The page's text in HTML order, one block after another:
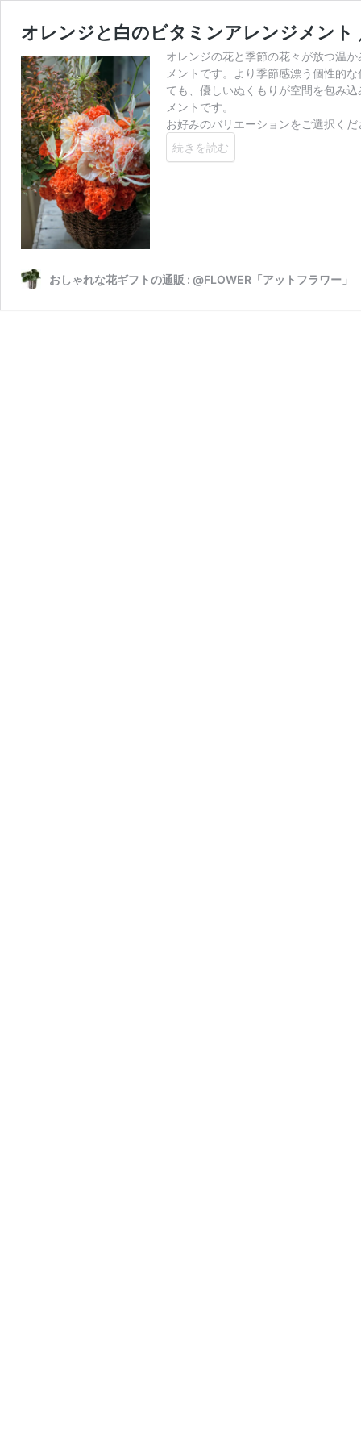
オレンジと白のビタミンアレンジメント
オレンジの花と季節の花々が放つ温
メントです。より季節感漂う個性的
ても、優しいぬくもりが空間を包み
メントです。
お好みのバリエーションをご選択く
続きを読む
おしゃれな花ギフトの通販 : @FLOWER「アットフラワー」